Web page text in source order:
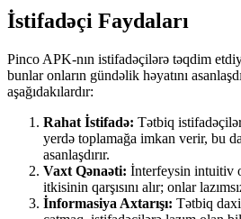
İstifadəçi Faydaları
Pinco APK-nın istifadəçilərə təqdim
bunlar onların gündəlik həyatını
aşağıdakılardır:
Rahat İstifadə: Tətbiq
yerdə toplamağa imkan verir, bu
asanlaşdırır.
Vaxt Qənaəti: İnterfeysin intuitiv
itkisinin qarşısını alır; onlar
İnformasiya Axtarışı: Tətbiq